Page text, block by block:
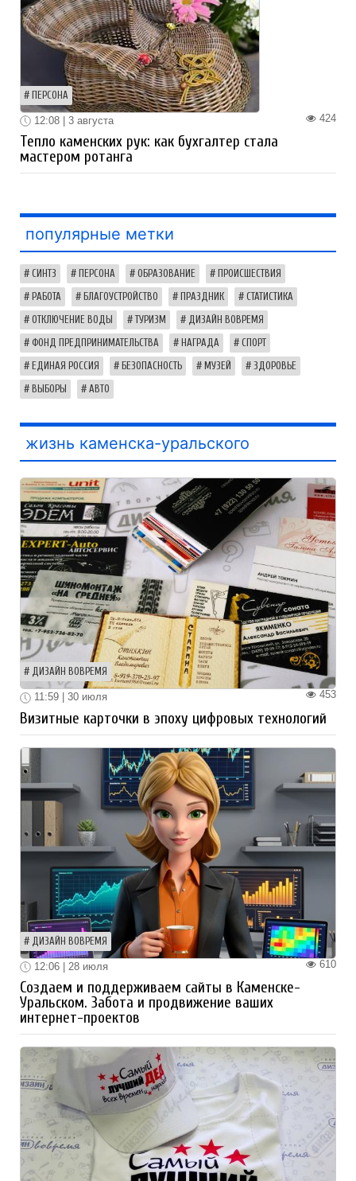
ПЕРСОНА
424
12:08 | 3 августа
Тепло каменских рук: как бухгалтер стала
мастером ротанга
популярные метки
СИНТЗ ПЕРСОНА ОБРАЗОВАНИЕ ПРОИСШЕСТВИЯ
РАБОТА БЛАГОУСТРОЙСТВО ПРАЗДНИК СТАТИСТИКА
ОТКЛЮЧЕНИЕ ВОДЫ ТУРИЗМ ДИЗАЙН ВОВРЕМЯ
ФОНД ПРЕДПРИНИМАТЕЛЬСТВА НАГРАДА СПОРТ
ЕДИНАЯ РОССИЯ БЕЗОПАСНОСТЬ МУЗЕЙ ЗДОРОВЬЕ
ВЫБОРЫ АВТО
жизнь каменска-уральского
ДИЗАЙН ВОВРЕМЯ
453
11:59 | 30 июля
Визитные карточки в эпоху цифровых технологий
ДИЗАЙН ВОВРЕМЯ
610
12:06 | 28 июля
Создаем и поддерживаем сайты в Каменске-
Уральском. Забота и продвижение ваших
интернет-проектов